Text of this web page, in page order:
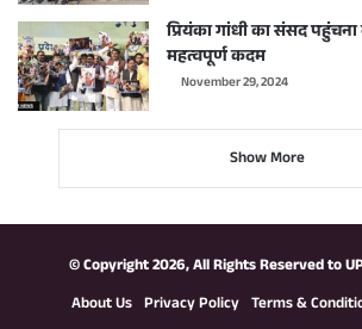
प्रियंका गांधी का संसद
महत्वपूर्ण कदम
November 29, 2024
Show More
© Copyright 2026, All Rights Reserved to
About Us Privacy Policy Terms &